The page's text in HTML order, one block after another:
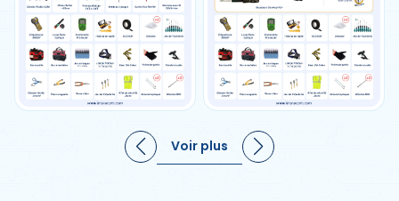
visibilité : Orange/Marine
49.00 EUR x 1
49.00 EUR
EV442 - Pantalon Stretch EV4
Haute-Visibilité Classe 1 avec
Poches flottantes Démontables :
EV442
99.00 EUR x 1
Voir plus